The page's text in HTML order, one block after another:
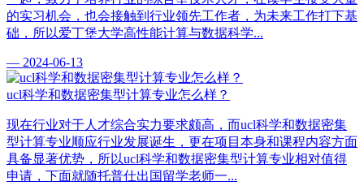
的实习机会，也会接触到行业领先工作者，为未来工作打下基
础，所以爱丁堡大学高性能计算与数据科学...
— 2024-06-13
ucl科学和数据密集型计算专业怎么样？
现在行业对于人才综合实力要求颇高，而ucl科学和数据密集
型计算专业顺应行业发展诞生，更在项目本身和课程内容方面
具备显著优势，所以ucl科学和数据密集型计算专业相对值得
申请，下面就随托普仕出国留学老师一...